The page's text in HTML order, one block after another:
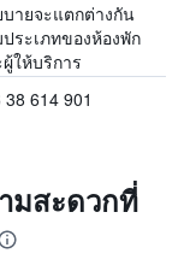
ายจะแตกต่างกัน
ระเภทของห้องพัก
ให้บริการ
38 614 901
มสะดวกที่